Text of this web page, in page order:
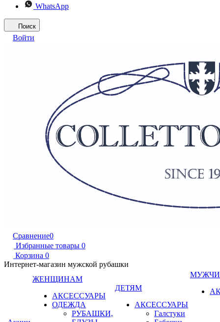
WhatsApp
Поиск
Войти
Сравнение0
Избранные товары 0
Корзина 0
Интернет-магазин мужской рубашки
ЖЕНЩИНАМ
АКСЕССУАРЫ
ОДЕЖДА
РУБАШКИ,
ДЕТЯМ
АКСЕССУАРЫ
Галстуки